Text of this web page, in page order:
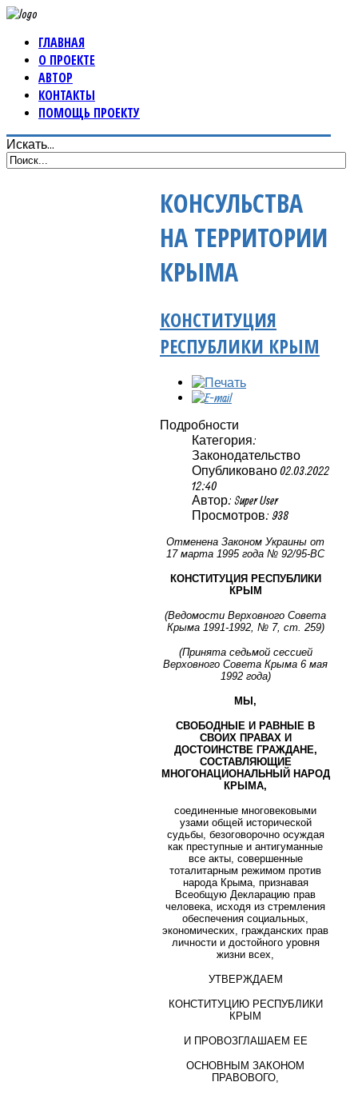
ГЛАВНАЯ
О ПРОЕКТЕ
АВТОР
КОНТАКТЫ
ПОМОЩЬ ПРОЕКТУ
Искать...
КОНСУЛЬСТВА
НА ТЕРРИТОРИИ
КРЫМА
КОНСТИТУЦИЯ
РЕСПУБЛИКИ КРЫМ
Подробности
Категория:
Законодательство
Опубликовано 02.03.2022
12:40
Автор: Super User
Просмотров: 938
Отменена Законом Украины от
17 марта 1995 года № 92/95-ВС
КОНСТИТУЦИЯ РЕСПУБЛИКИ
КРЫМ
(Ведомости Верховного Совета
Крыма 1991-1992, № 7, ст. 259)
(Принята седьмой сессией
Верховного Совета Крыма 6 мая
1992 года)
МЫ,
СВОБОДНЫЕ И РАВНЫЕ В
СВОИХ ПРАВАХ И
ДОСТОИНСТВЕ ГРАЖДАНЕ,
СОСТАВЛЯЮЩИЕ
МНОГОНАЦИОНАЛЬНЫЙ НАРОД
КРЫМА,
соединенные многовековыми
узами общей исторической
судьбы, безоговорочно осуждая
как преступные и антигуманные
все акты, совершенные
тоталитарным режимом против
народа Крыма, признавая
Всеобщую Декларацию прав
человека, исходя из стремления
обеспечения социальных,
экономических, гражданских прав
личности и достойного уровня
жизни всех,
УТВЕРЖДАЕМ
КОНСТИТУЦИЮ РЕСПУБЛИКИ
КРЫМ
И ПРОВОЗГЛАШАЕМ ЕЕ
ОСНОВНЫМ ЗАКОНОМ
ПРАВОВОГО,